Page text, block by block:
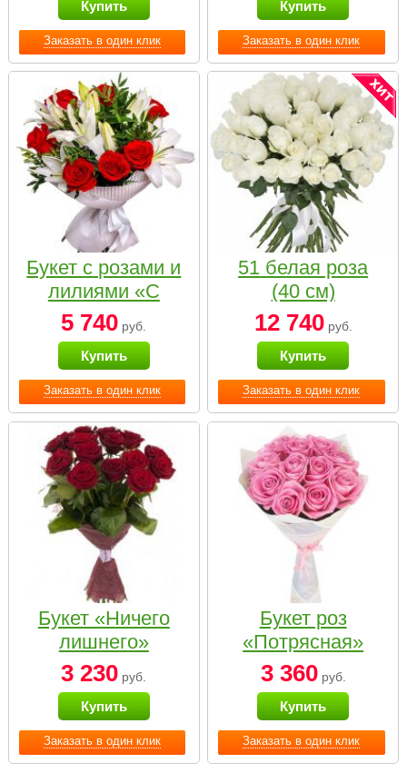
Заказать в один клик
Купить
Заказать в один клик
Купить
Заказать в один клик
Букет с розами и
лилиями «С
наилучшими
пожеланиями»
5 740 руб.
Купить
Заказать в один клик
51 белая роза
(40 см)
12 740руб.
Купить
Заказать в один клик
Букет «Ничего
лишнего»
3 230 руб.
Купить
Заказать в один клик
Букет роз
«Потрясная»
3 360руб.
Купить